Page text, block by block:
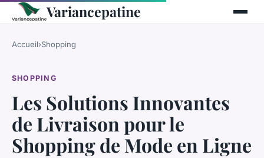
Variancepatine
Accueil›Shopping
SHOPPING
Les Solutions Innovantes
de Livraison pour le
Shopping de Mode en Ligne